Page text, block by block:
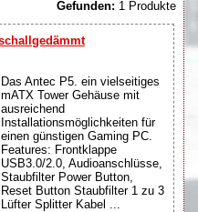
Gefunden: 1 Produkte
Das Antec P5. ein vielseitiges
mATX Tower Gehäuse mit
ausreichend
Installationsmöglichkeiten für
einen günstigen Gaming PC.
Features: Frontklappe
USB3.0/2.0, Audioanschlüsse,
Staubfilter Power Button,
Reset Button Staubfilter 1 zu 3
Lüfter Splitter Kabel ...